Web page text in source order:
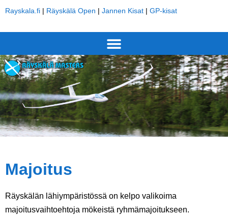
Rayskala.fi Räyskälä Open Jannen Kisat GP-kisat
Majoitus
Räyskälän lähiympäristössä on kelpo valikoima
majoitusvaihtoehtoja mökeistä ryhmämajoitukseen.